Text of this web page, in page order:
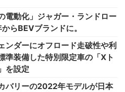
電動化」ジャガー・ランドロー
らBEVブランドに。
ンダーにオフロード走破性や利
準装備した特別限定車の「Xト
を設定
バリーの2022年モデルが日本